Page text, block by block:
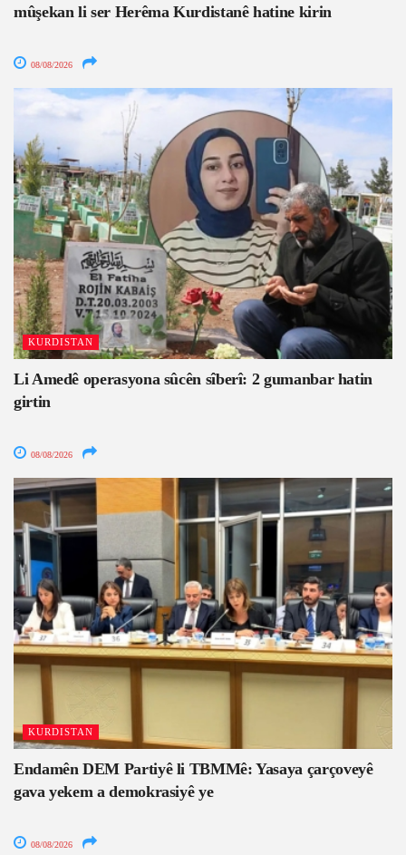
mûşekan li ser Herêma Kurdistanê hatine kirin
08/08/2026
KURDISTAN
Li Amedê operasyona sûcên sîberî: 2 gumanbar hatin
girtin
08/08/2026
KURDISTAN
Endamên DEM Partiyê li TBMMê: Yasaya çarçoveyê
gava yekem a demokrasiyê ye
08/08/2026